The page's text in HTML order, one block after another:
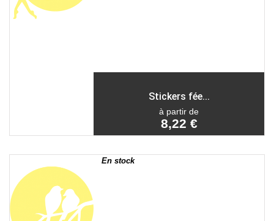
Stickers fée...
à partir de
8,22 €
En stock